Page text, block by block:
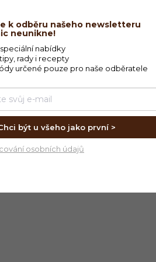
Značka
k odběru našeho newsletteru
neunikne!
nabídky
rady i recepty
určené pouze pro naše odběratele
být u všeho jako první >
osobních údajů